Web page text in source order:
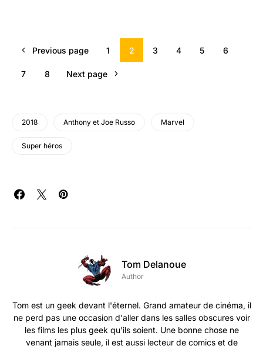
Previous page 1 2 3 4 5 6
7 8 Next page
2018 Anthony et Joe Russo Marvel
Super héros
Tom Delanoue
Author
Tom est un geek devant l'éternel. Grand amateur de cinéma, il
ne perd pas une occasion d'aller dans les salles obscures voir
les films les plus geek qu'ils soient. Une bonne chose ne
venant jamais seule, il est aussi lecteur de comics et de